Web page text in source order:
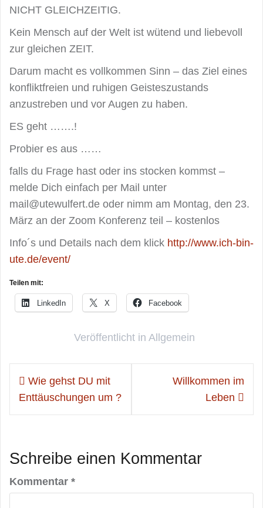
NICHT GLEICHZEITIG.
Kein Mensch auf der Welt ist wütend und liebevoll
zur gleichen ZEIT.
Darum macht es vollkommen Sinn – das Ziel eines
konfliktfreien und ruhigen Geisteszustands
anzustreben und vor Augen zu haben.
ES geht …….!
Probier es aus ……
falls du Frage hast oder ins stocken kommst –
melde Dich einfach per Mail unter
mail@utewulfert.de oder nimm am Montag, den 23.
März an der Zoom Konferenz teil – kostenlos
Info´s und Details nach dem klick http://www.ich-bin-
ute.de/event/
Teilen mit:
LinkedIn X Facebook
Veröffentlicht in Allgemein
Beitragsnavigation
Wie gehst DU mit
Enttäuschungen um ?
Willkommen im
Leben
Schreibe einen Kommentar
Kommentar *